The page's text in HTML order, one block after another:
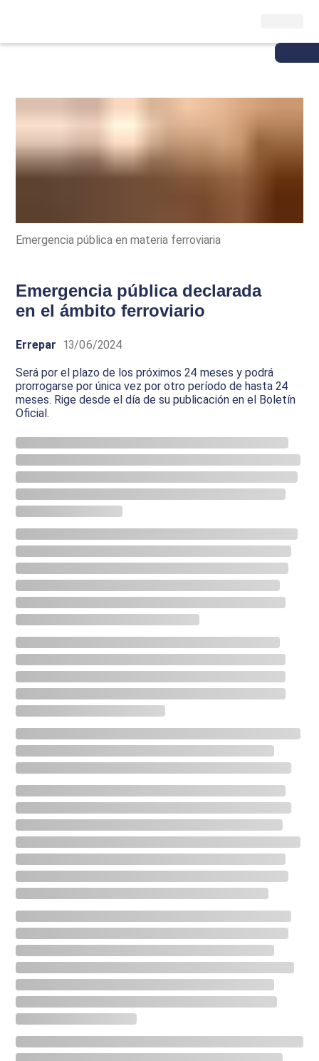
Emergencia pública en materia ferroviaria
Emergencia pública declarada
en el ámbito ferroviario
Errepar 13/06/2024
Será por el plazo de los próximos 24 meses y podrá
prorrogarse por única vez por otro período de hasta 24
meses. Rige desde el día de su publicación en el Boletín
Oficial.